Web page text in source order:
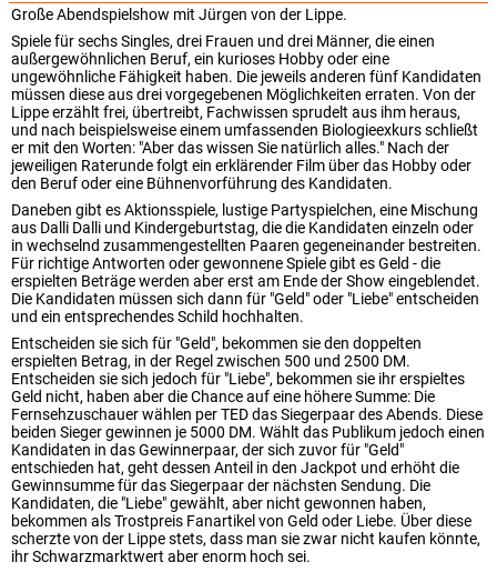
Große Abendspielshow mit Jürgen von der Lippe.
Spiele für sechs Singles, drei Frauen und drei Männer, die einen
außergewöhnlichen Beruf, ein kurioses Hobby oder eine
ungewöhnliche Fähigkeit haben. Die jeweils anderen fünf Kandidaten
müssen diese aus drei vorgegebenen Möglichkeiten erraten. Von der
Lippe erzählt frei, übertreibt, Fachwissen sprudelt aus ihm heraus,
und nach beispielsweise einem umfassenden Biologieexkurs schließt
er mit den Worten: "Aber das wissen Sie natürlich alles." Nach der
jeweiligen Raterunde folgt ein erklärender Film über das Hobby oder
den Beruf oder eine Bühnenvorführung des Kandidaten.
Daneben gibt es Aktionsspiele, lustige Partyspielchen, eine Mischung
aus Dalli Dalli und Kindergeburtstag, die die Kandidaten einzeln oder
in wechselnd zusammengestellten Paaren gegeneinander bestreiten.
Für richtige Antworten oder gewonnene Spiele gibt es Geld - die
erspielten Beträge werden aber erst am Ende der Show eingeblendet.
Die Kandidaten müssen sich dann für "Geld" oder "Liebe" entscheiden
und ein entsprechendes Schild hochhalten.
Entscheiden sie sich für "Geld", bekommen sie den doppelten
erspielten Betrag, in der Regel zwischen 500 und 2500 DM.
Entscheiden sie sich jedoch für "Liebe", bekommen sie ihr erspieltes
Geld nicht, haben aber die Chance auf eine höhere Summe: Die
Fernsehzuschauer wählen per TED das Siegerpaar des Abends. Diese
beiden Sieger gewinnen je 5000 DM. Wählt das Publikum jedoch einen
Kandidaten in das Gewinnerpaar, der sich zuvor für "Geld"
entschieden hat, geht dessen Anteil in den Jackpot und erhöht die
Gewinnsumme für das Siegerpaar der nächsten Sendung. Die
Kandidaten, die "Liebe" gewählt, aber nicht gewonnen haben,
bekommen als Trostpreis Fanartikel von Geld oder Liebe. Über diese
scherzte von der Lippe stets, dass man sie zwar nicht kaufen könnte,
ihr Schwarzmarktwert aber enorm hoch sei.